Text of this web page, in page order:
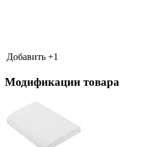
Добавить +1
Модификации товара